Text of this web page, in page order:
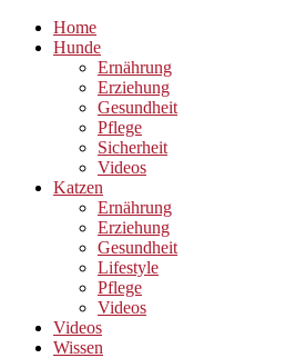
Home
Hunde
Ernährung
Erziehung
Gesundheit
Pflege
Sicherheit
Videos
Katzen
Ernährung
Erziehung
Gesundheit
Lifestyle
Pflege
Videos
Videos
Wissen